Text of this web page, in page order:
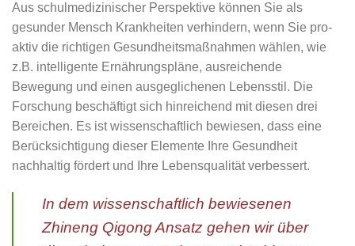
Aus schulmedizinischer Perspektive können Sie als
gesunder Mensch Krankheiten verhindern, wenn Sie pro-
aktiv die richtigen Gesundheitsmaßnahmen wählen, wie
z.B. intelligente Ernährungspläne, ausreichende
Bewegung und einen ausgeglichenen Lebensstil. Die
Forschung beschäftigt sich hinreichend mit diesen drei
Bereichen. Es ist wissenschaftlich bewiesen, dass eine
Berücksichtigung dieser Elemente Ihre Gesundheit
nachhaltig fördert und Ihre Lebensqualität verbessert.
In dem wissenschaftlich bewiesenen
Zhineng Qigong Ansatz gehen wir über